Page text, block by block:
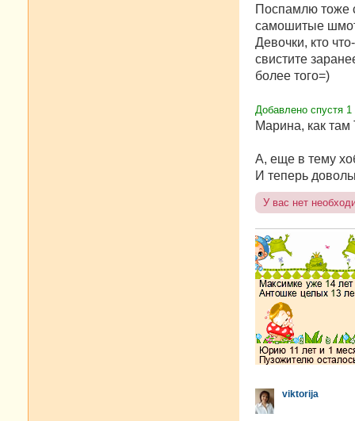
о
щ
е
н
и
е
Поспамлю тоже
самошитые
Девочки, кто
свистите
более того=)
Добавлено спустя
Марина, как
А, еще в тему
И теперь
У вас нет
viktorija